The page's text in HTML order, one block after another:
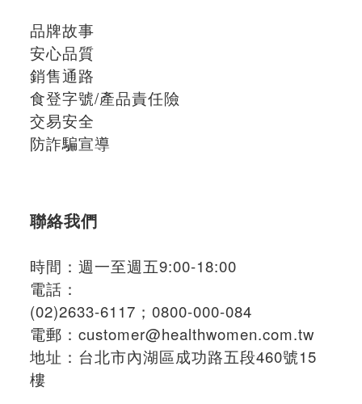
品牌故事
安心品質
銷售通路
食登字號/產品責任險
交易安全
防詐騙宣導
聯絡我們
時間：週一至週五9:00-18:00
電話：
(02)2633-6117； 0800-000-084
電郵： customer@healthwomen.com.tw
地址： 台北市內湖區成功路五段460號15
樓